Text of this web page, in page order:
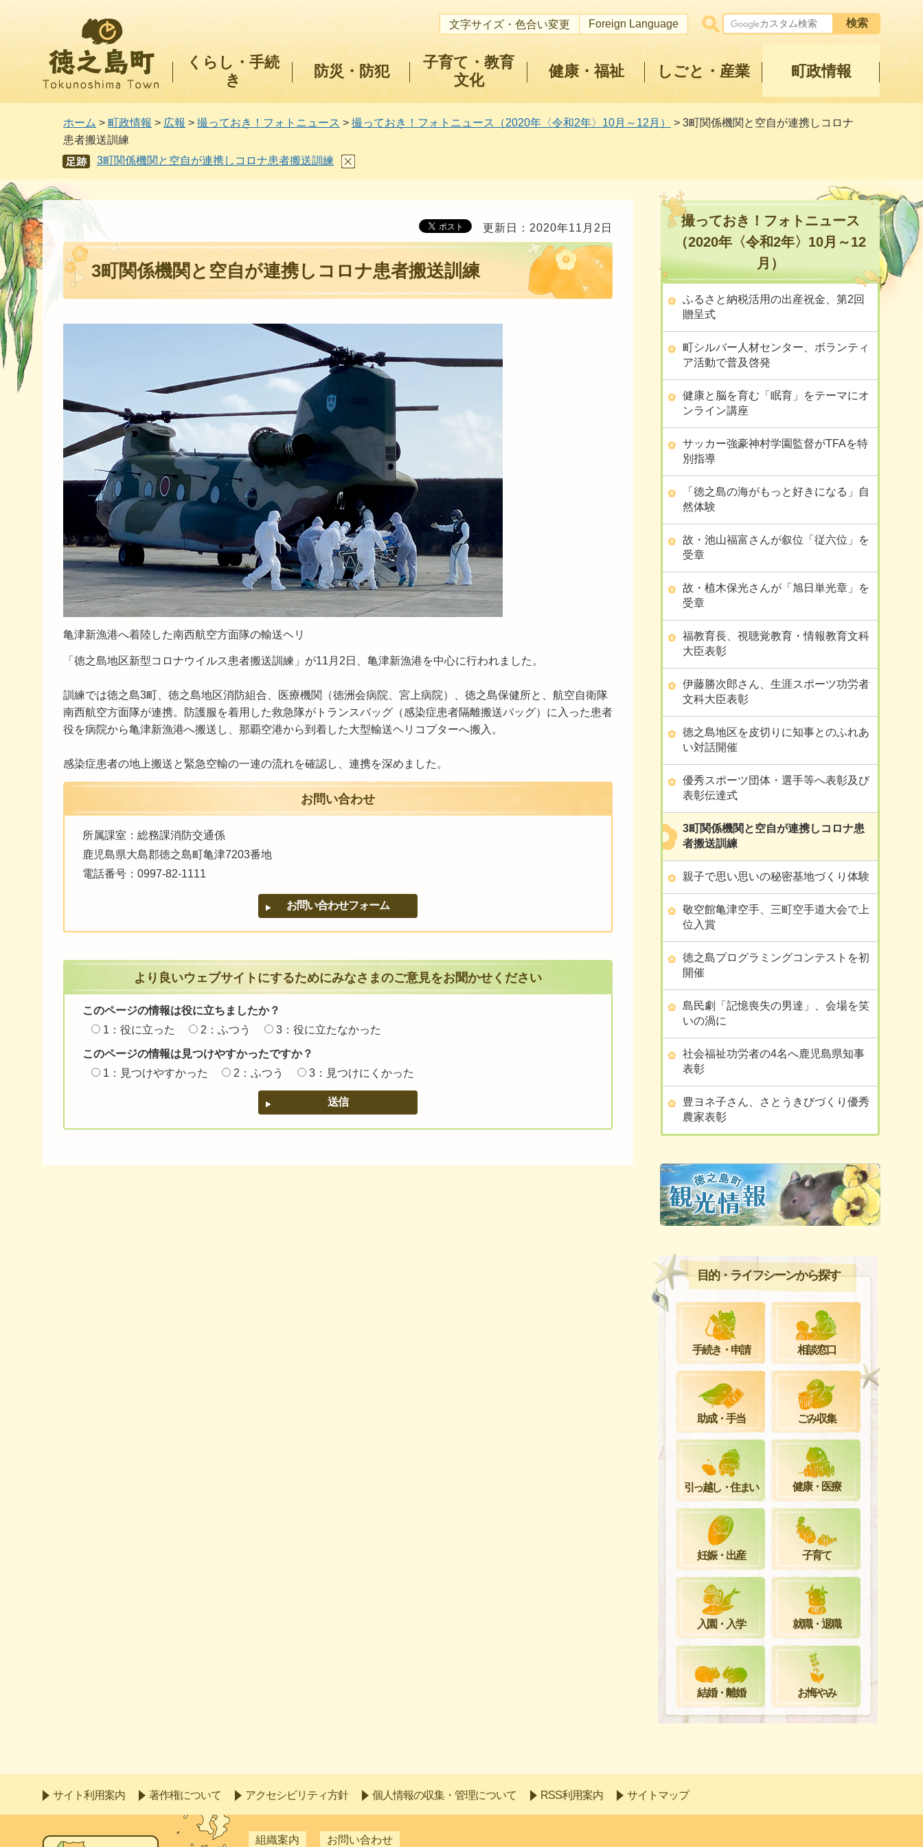
文字サイズ・色合い変更 Foreign Language
くらし・手続
き
防災・防犯
子育て・教育
文化
健康・福祉 しごと・産業 町政情報
ホーム > 町政情報 > 広報 > 撮っておき！フォトニュース > 撮っておき！フォトニュース（2020年〈令和2年〉10月～12月）
> 3町関係機関と空自が連携しコロナ
患者搬送訓練
あし
あと
3町関係機関と空自が連携しコロナ患者搬送訓練
更新日：2020年11月2日
3町関係機関と空自が連携しコロナ患者搬送訓練
亀津新漁港へ着陸した南西航空方面隊の輸送ヘリ
「徳之島地区新型コロナウイルス患者搬送訓練」が11月2日、亀津新漁港を中心に行われました。
訓練では徳之島3町、徳之島地区消防組合、医療機関（徳洲会病院、宮上病院）、徳之島保健所と、航空自衛隊
南西航空方面隊が連携。防護服を着用した救急隊がトランスバッグ（感染症患者隔離搬送バッグ）に入った患者
役を病院から亀津新漁港へ搬送し、那覇空港から到着した大型輸送ヘリコプターへ搬入。
感染症患者の地上搬送と緊急空輸の一連の流れを確認し、連携を深めました。
お問い合わせ
所属課室：総務課消防交通係
鹿児島県大島郡徳之島町亀津7203番地
電話番号：0997-82-1111
より良いウェブサイトにするためにみなさまのご意見をお聞かせください
このページの情報は役に立ちましたか？
1：役に立った
2：ふつう 3：役に立たなかった
このページの情報は見つけやすかったですか？
1：見つけやすかった
2：ふつう 3：見つけにくかった
撮っておき！フォトニュース
（2020年〈令和2年〉10月～12
月）
ふるさと納税活用の出産祝金、第2回
贈呈式
町シルバー人材センター、ボランティ
ア活動で普及啓発
健康と脳を育む「眠育」をテーマにオ
ンライン講座
サッカー強豪神村学園監督がTFAを特
別指導
「徳之島の海がもっと好きになる」自
然体験
故・池山福富さんが叙位「従六位」を
受章
故・植木保光さんが「旭日単光章」を
受章
福教育長、視聴覚教育・情報教育文科
大臣表彰
伊藤勝次郎さん、生涯スポーツ功労者
文科大臣表彰
徳之島地区を皮切りに知事とのふれあ
い対話開催
優秀スポーツ団体・選手等へ表彰及び
表彰伝達式
3町関係機関と空自が連携しコロナ患
者搬送訓練
親子で思い思いの秘密基地づくり体験
敬空館亀津空手、三町空手道大会で上
位入賞
徳之島プログラミングコンテストを初
開催
島民劇「記憶喪失の男達」、会場を笑
いの渦に
社会福祉功労者の4名へ鹿児島県知事
表彰
豊ヨネ子さん、さとうきびづくり優秀
農家表彰
目的・ライフシーンから探す
手続き・申請 相談窓口
助成・手当 ごみ収集
引っ越し・住まい 健康・医療
妊娠・出産 子育て
入園・入学 就職・退職
結婚・離婚 お悔やみ
サイト利用案内 著作権について アクセシビリティ方針 個人情報の収集・管理について RSS利用案内 サイトマップ
組織案内 お問い合わせ